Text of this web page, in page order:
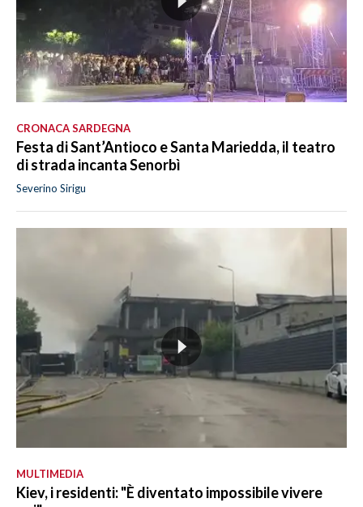
CRONACA SARDEGNA
Festa di Sant’Antioco e Santa Mariedda, il teatro
di strada incanta Senorbì
Severino Sirigu
MULTIMEDIA
Kiev, i residenti: "È diventato impossibile vivere